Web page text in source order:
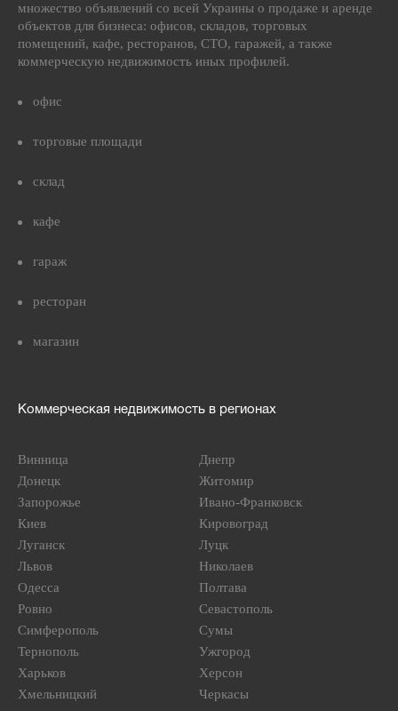
множество объявлений со всей Украины о продаже и аренде
объектов для бизнеса: офисов, складов, торговых
помещений, кафе, ресторанов, СТО, гаражей, а также
коммерческую недвижимость иных профилей.
офис
торговые площади
склад
кафе
гараж
ресторан
магазин
Коммерческая недвижимость в регионах
Винница
Днепр
Донецк
Житомир
Запорожье
Ивано-Франковск
Киев
Кировоград
Луганск
Луцк
Львов
Николаев
Одесса
Полтава
Ровно
Севастополь
Симферополь
Сумы
Тернополь
Ужгород
Харьков
Херсон
Хмельницкий
Черкасы